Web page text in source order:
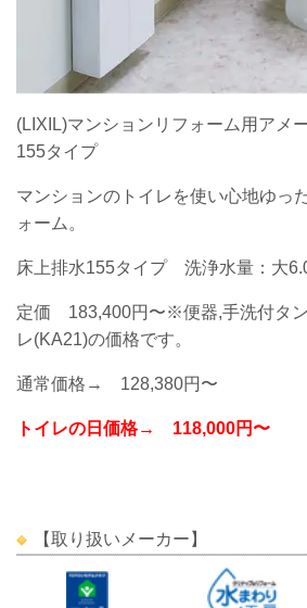
(LIXIL)マンションリフォーム用アメ
155タイプ
マンションのトイレを使い心地ゆっ
ォーム。
床上排水155タイプ 洗浄水量：大
定価 183,400円〜※便器,手洗付タン
レ(KA21)の価格です。
通常価格→ 128,380円〜
トイレの日価格→ 118,000円〜
【取り扱いメーカー】